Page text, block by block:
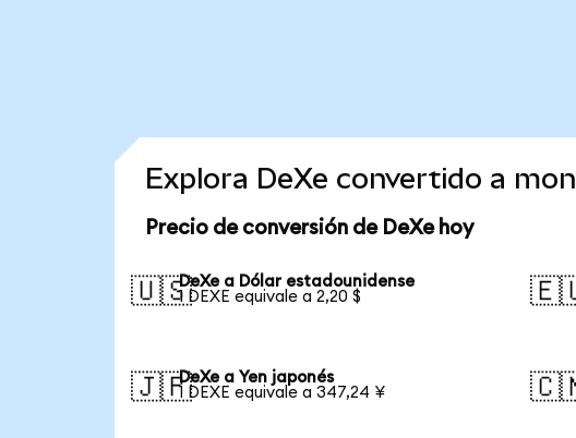
Explora DeXe convertido a
Precio de conversión de DeXe hoy
🇺🇸DeXe a Dólar estadounidense
1 DEXE equivale a 2,20 $
🇯🇵DeXe a Yen japonés
1 DEXE equivale a 347,24 ¥